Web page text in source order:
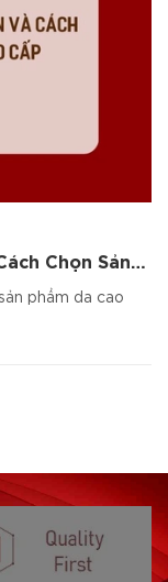
Chọn Sản
phẩm da cao